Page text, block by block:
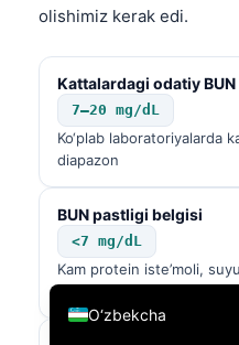
olishimiz kerak edi.
Kattalardagi odatiy BUN
7–20 mg/dL
Ko‘plab laboratoriyalarda
diapazon
BUN pastligi belgisi
<7 mg/dL
Kam protein iste’moli,
sintezi bilan bog‘liq
O‘zbekcha
English
Deutsch
العربية
Français
עִבְרִית
Italiano
Español
Português